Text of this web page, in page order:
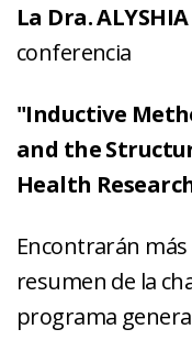
La Dra. ALYSHIA
conferencia
"Inductive
and the
Health
Encontrarán
resumen de la
programa